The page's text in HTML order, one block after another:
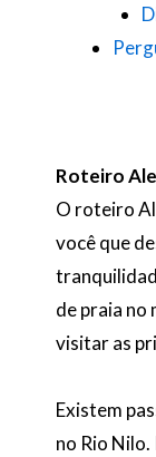
Roteiro
O roteiro
você que
de praia no
visitar as
Existem
no Rio